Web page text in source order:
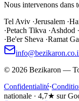
Nous intervenons dans
Tel Aviv ·Jerusalem ·
·Petach Tikva ·Ashdod ·
·Be'er Sheva ·Ramat
© 2026 Bezikaron —
Confidentialité·
nationale · 4,7★ sur